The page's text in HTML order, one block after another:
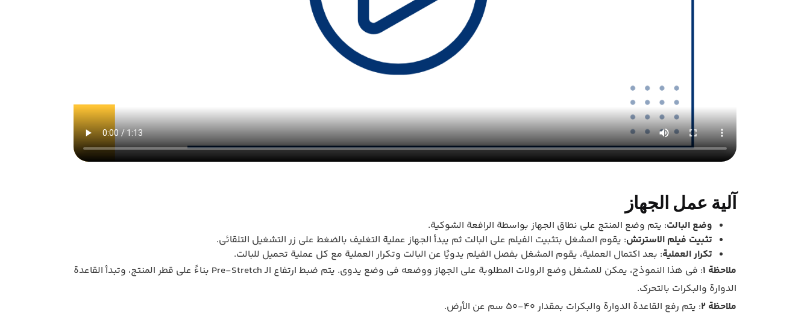
آلية عمل الجهاز
وضع البالت: يتم وضع المنتج على نطاق الجهاز بواسطة الرافعة الشوكية.
تثبيت فيلم الاسترتش: يقوم المشغل بتثبيت الفيلم على البالت ثم يبدأ الجهاز عملية التغليف بالضغط على زر التشغيل التلقائي.
تكرار العملية: بعد اكتمال العملية، يقوم المشغل بفصل الفيلم يدويًا عن البالت وتكرار العملية مع كل عملية تحميل للبالت.
ملاحظة 1
: في هذا النموذج، يمكن للمشغل وضع الرولات المطلوبة على الجهاز ووضعه في وضع يدوي. يتم ضبط ارتفاع الـ Pre-Stretch بناءً على قطر المنتج، وتبدأ القاعدة
الدوارة والبكرات بالتحرك.
ملاحظة 2 : يتم رفع القاعدة الدوارة والبكرات بمقدار 40-50 سم عن الأرض.